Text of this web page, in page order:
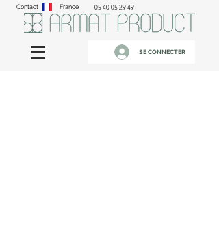
Contact France 05 40 05 29 49
SE CONNECTER